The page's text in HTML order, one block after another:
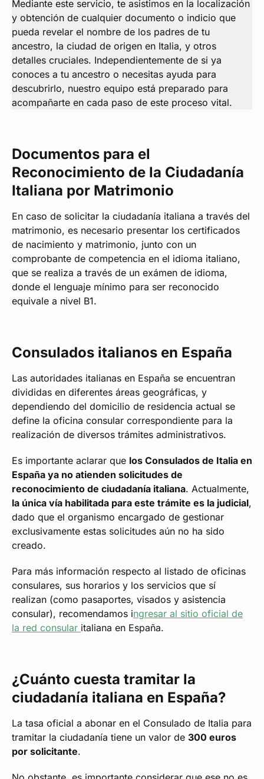
Mediante este servicio, te asistimos en la localización
y obtención de cualquier documento o indicio que
pueda revelar el nombre de los padres de tu
ancestro, la ciudad de origen en Italia, y otros
detalles cruciales. Independientemente de si ya
conoces a tu ancestro o necesitas ayuda para
descubrirlo, nuestro equipo está preparado para
acompañarte en cada paso de este proceso vital.
Documentos para el
Reconocimiento de la Ciudadanía
Italiana por Matrimonio
En caso de solicitar la ciudadanía italiana a través del
matrimonio, es necesario presentar los certificados
de nacimiento y matrimonio, junto con un
comprobante de competencia en el idioma italiano,
que se realiza a través de un exámen de idioma,
donde el lenguaje mínimo para ser reconocido
equivale a nivel B1.
Consulados italianos en España
Las autoridades italianas en España se encuentran
divididas en diferentes áreas geográficas, y
dependiendo del domicilio de residencia actual se
define la oficina consular correspondiente para la
realización de diversos trámites administrativos.
Es importante aclarar que los Consulados de Italia en
España ya no atienden solicitudes de
reconocimiento de ciudadanía italiana. Actualmente,
la única vía habilitada para este trámite es la judicial,
dado que el organismo encargado de gestionar
exclusivamente estas solicitudes aún no ha sido
creado.
Para más información respecto al listado de oficinas
consulares, sus horarios y los servicios que sí
realizan (como pasaportes, visados y asistencia
consular), recomendamos ingresar al sitio oficial de
la red consular italiana en España.
¿Cuánto cuesta tramitar la
ciudadanía italiana en España?
La tasa oficial a abonar en el Consulado de Italia para
tramitar la ciudadanía tiene un valor de 300 euros
por solicitante.